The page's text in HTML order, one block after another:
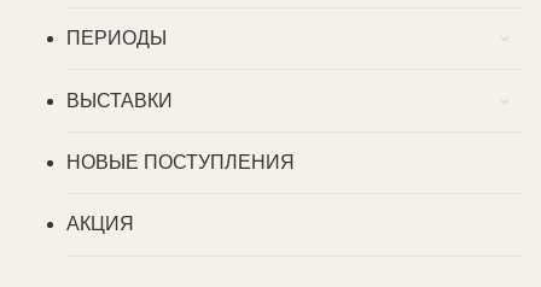
ПЕРИОДЫ
ВЫСТАВКИ
НОВЫЕ ПОСТУПЛЕНИЯ
АКЦИЯ